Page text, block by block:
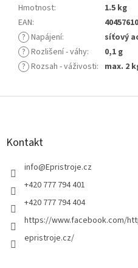
Hmotnost:
1.5 kg
EAN:
? Napájení:
síťový
? Rozlišení - váhy:
0,1 g
? Rozsah - váživosti: max. 2
Z
Kontakt
info@Epristroje.cz
+420 777 794 401
+420 777 794 404
https://www.facebook.com/
epristroje.cz/